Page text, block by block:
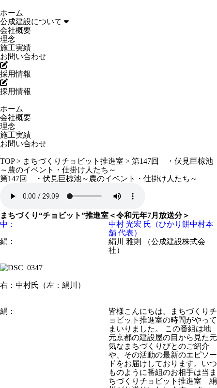
ホーム
公成建設について
会社概要
理念
施工実績
お問い合わせ
採用情報
採用情報
ホーム
会社概要
理念
施工実績
お問い合わせ
TOP> まちづくりチョビット推進室 > 第147回 ・伏見巨椋池
～農のイベント・仕掛け人たち～
第147回 ・伏見巨椋池～農のイベント・仕掛け人たち～
まちづくり“チョビット”推進室＜令和元年7月放送分＞
中：
中村 光宏 氏（ひかり餅中村本
舗 代表）
絹：
絹川 雅則 （公成建設株式会
社）
右：中村氏（左：絹川）
絹：
皆様こんにちは。まちづくりチ
ョビット推進室の時間がやって
まいりました。 この番組は地
元京都の建設屋の目から見た元
気なまちづくりびとのご紹介
や、その活動の最新のエピソー
ドをお届けしております。いつ
ものように番組のお相手は当ま
ちづくりチョビット推進室 絹